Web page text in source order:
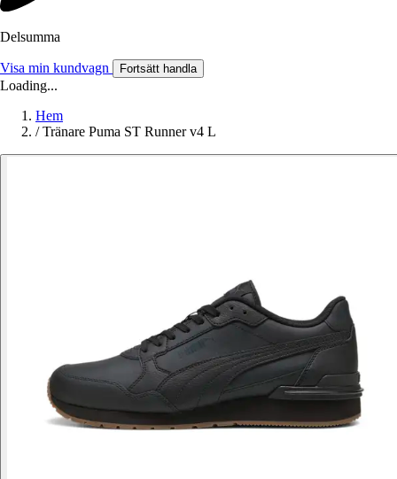
Delsumma
Visa min kundvagn Fortsätt handla
Loading...
Hem
/ Tränare Puma ST Runner v4 L